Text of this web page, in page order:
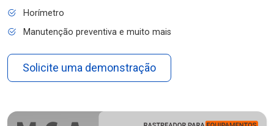
Horímetro
Manutenção preventiva e muito mais
Solicite uma demonstração